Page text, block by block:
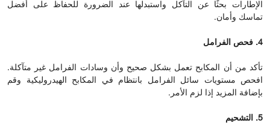
الإطارات بحثًا عن التآكل واستبدلها عند الضرورة للحفاظ على أفضل
تماسك وأمان.
4. فحص الفرامل
تأكد من أن المكابح تعمل بشكل صحيح وأن وسادات الفرامل غير متآكلة.
افحص مستويات سائل الفرامل بانتظام في المكابح الهيدروليكية وقم
بإضافة المزيد إذا لزم الأمر.
5. التشحيم